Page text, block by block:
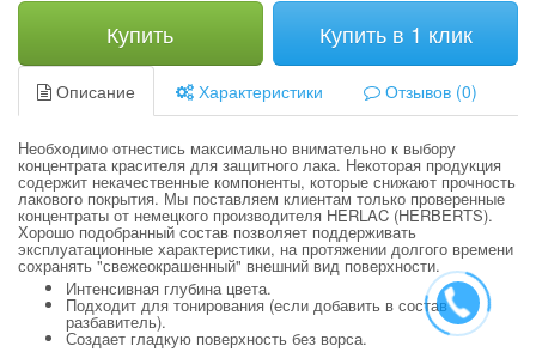
Купить
Купить в 1 клик
Описание Характеристики Отзывов (0)
Необходимо отнестись максимально внимательно к выбору
концентрата красителя для защитного лака. Некоторая продукция
содержит некачественные компоненты, которые снижают прочность
лакового покрытия. Мы поставляем клиентам только проверенные
концентраты от немецкого производителя HERLAC (HERBERTS).
Хорошо подобранный состав позволяет поддерживать
эксплуатационные характеристики, на протяжении долгого времени
сохранять "свежеокрашенный" внешний вид поверхности.
Интенсивная глубина цвета.
Подходит для тонирования (если добавить в состав
разбавитель).
Создает гладкую поверхность без ворса.